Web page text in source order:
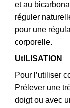
et au
réguler
pour une
corporelle.
UtILISATION
Pour l’utiliser
Prélever une
doigt ou avec